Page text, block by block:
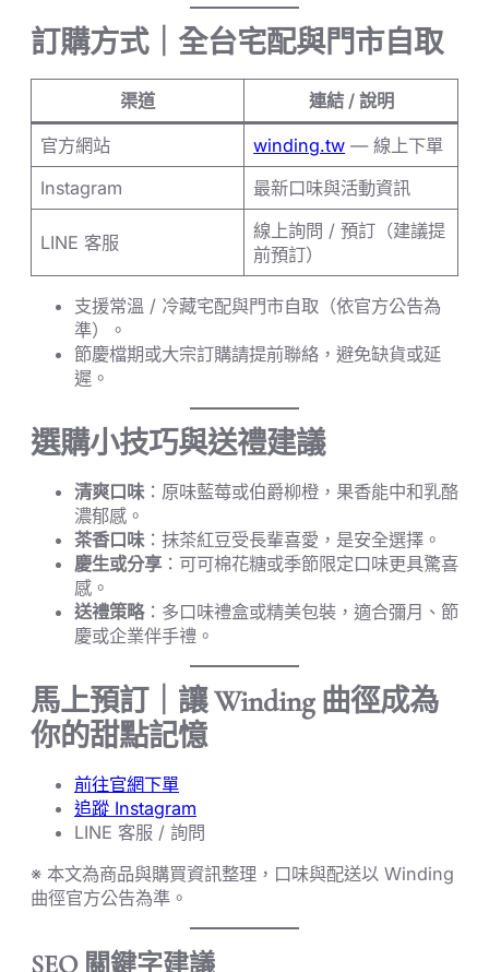
訂購方式｜全台宅配與門市自取
渠道 連結 / 說明
官方網站 winding.tw — 線上下單
Instagram
最新口味與活動資訊
LINE 客服
線上詢問 / 預訂（建議提
前預訂）
支援常溫 / 冷藏宅配與門市自取（依官方公告為
準）。
節慶檔期或大宗訂購請提前聯絡，避免缺貨或延
遲。
選購小技巧與送禮建議
清爽口味 ：原味藍莓或伯爵柳橙，果香能中和乳酪
濃郁感。
茶香口味 ：抹茶紅豆受長輩喜愛，是安全選擇。
慶生或分享 ：可可棉花糖或季節限定口味更具驚喜
感。
送禮策略：多口味禮盒或精美包裝，適合彌月、節
慶或企業伴手禮。
馬上預訂｜讓 Winding 曲徑成為
你的甜點記憶
前往官網下單
追蹤 Instagram
LINE 客服 / 詢問
※ 本文為商品與購買資訊整理，口味與配送以 Winding
曲徑官方公告為準。
SEO 關鍵字建議